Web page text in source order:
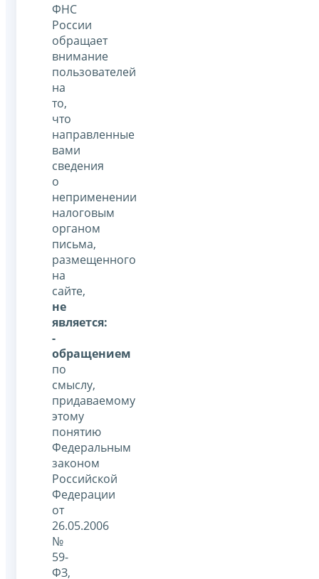
ФНС
России
обращает
внимание
пользователей
на
то,
что
направленные
вами
сведения
о
неприменении
налоговым
органом
письма,
размещенного
на
сайте,
не
является:
-
обращением
по
смыслу,
придаваемому
этому
понятию
Федеральным
законом
Российской
Федерации
от
26.05.2006
№
59-
ФЗ,